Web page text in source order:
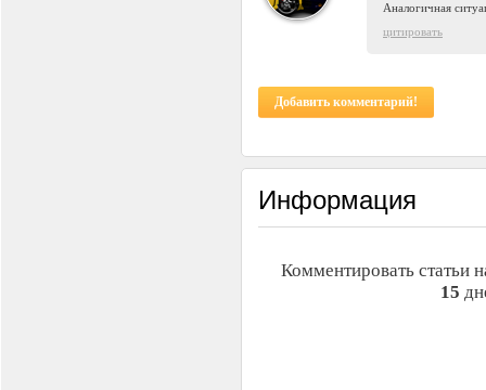
Аналогичная
цитировать
Добавить комментарий!
Информация
Комментировать статьи
15